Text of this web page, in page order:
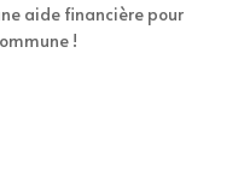
aide financière pour
!